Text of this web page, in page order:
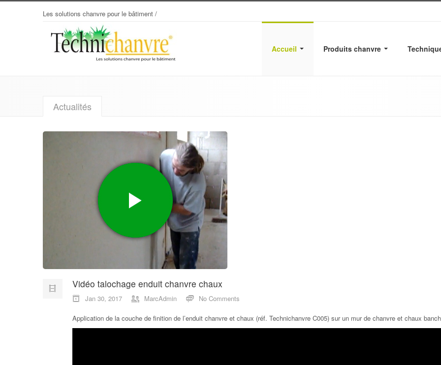
Les solutions chanvre pour le bâtiment /
Building solutions with hemp
Accueil Produits chanvre
Actualités
Vidéo talochage enduit chanvre chaux
Jan 30, 2017 MarcAdmin No Comments
Application de la couche de finition de l’enduit chanvre et chaux (réf. Technichanvre C005) sur un mur de chanvre et chaux